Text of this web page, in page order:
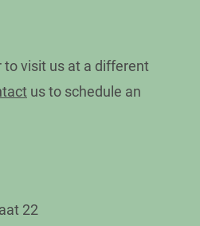
to visit us at a different
us to schedule an
22